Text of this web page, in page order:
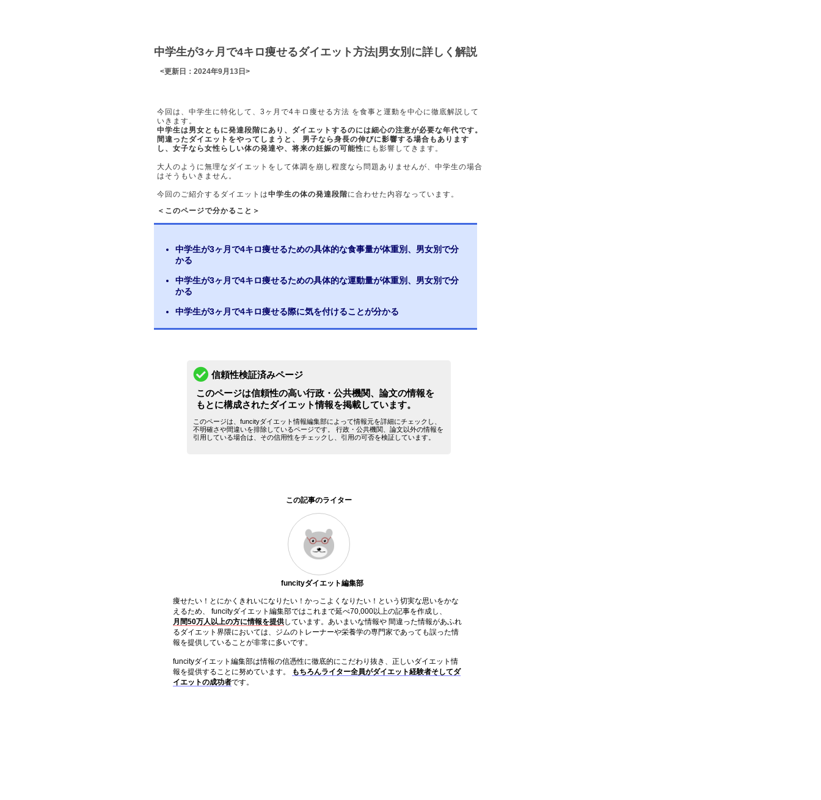
中学生が3ヶ月で4キロ痩せるダイエット方法|男女別に詳しく解説
<更新日：2024年9月13日>
今回は、中学生に特化して、3ヶ月で4キロ痩せる方法 を食事と運動を中心に徹底解説して
いきます。
中学生は男女ともに発達段階にあり、ダイエットするのには細心の注意が必要な年代です。
間違ったダイエットをやってしまうと、 男子なら身長の伸びに影響する場合もあります
し、女子なら女性らしい体の発達や、将来の妊娠の可能性にも影響してきます。
大人のように無理なダイエットをして体調を崩し程度なら問題ありませんが、中学生の場合
はそうもいきません。
今回のご紹介するダイエットは中学生の体の発達段階に合わせた内容なっています。
＜このページで分かること＞
中学生が3ヶ月で4キロ痩せるための具体的な食事量が体重別、男女別で分
かる
中学生が3ヶ月で4キロ痩せるための具体的な運動量が体重別、男女別で分
かる
中学生が3ヶ月で4キロ痩せる際に気を付けることが分かる
信頼性検証済みページ
このページは信頼性の高い行政・公共機関、論文の情報を
もとに構成されたダイエット情報を掲載しています。
このページは、funcityダイエット情報編集部によって情報元を詳細にチェックし、
不明確さや間違いを排除しているページです。 行政・公共機関、論文以外の情報を
引用している場合は、その信用性をチェックし、引用の可否を検証しています。
この記事のライター
funcityダイエット編集部
痩せたい！とにかくきれいになりたい！かっこよくなりたい！という切実な思いをかな
えるため、 funcityダイエット編集部ではこれまで延べ70,000以上の記事を作成し、
月間50万人以上の方に情報を提供しています。あいまいな情報や 間違った情報があふれ
るダイエット界隈においては、ジムのトレーナーや栄養学の専門家であっても誤った情
報を提供していることが非常に多いです。
funcityダイエット編集部は情報の信憑性に徹底的にこだわり抜き、正しいダイエット情
報を提供することに努めています。
もちろんライター全員がダイエット経験者そしてダ
イエットの成功者です。